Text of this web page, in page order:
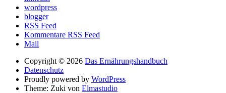
wordpress
blogger
RSS Feed
Kommentare RSS Feed
Mail
Copyright © 2026 Das Ernährungshandbuch
Datenschutz
Proudly powered by WordPress
Theme: Zuki von Elmastudio